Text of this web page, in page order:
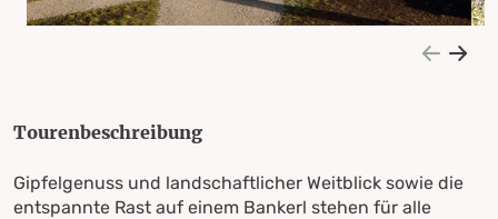
Tourenbeschreibung
Gipfelgenuss und landschaftlicher Weitblick sowie die
entspannte Rast auf einem Bankerl stehen für alle